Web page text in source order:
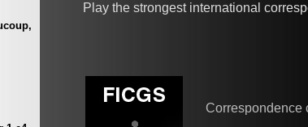
Play the strongest international
Correspondence